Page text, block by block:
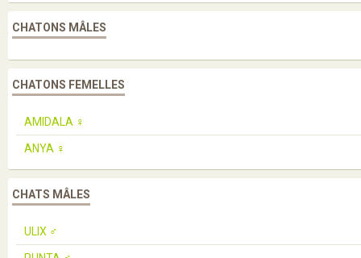
CHATONS MÂLES
CHATONS FEMELLES
AMIDALA ♀️
ANYA ♀️
CHATS MÂLES
ULIX ♂️